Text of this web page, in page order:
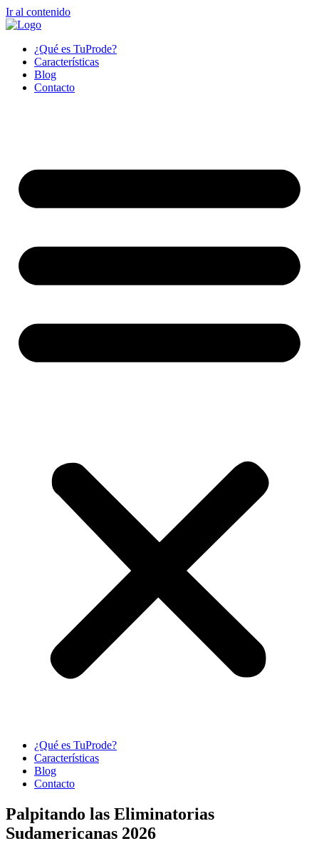
Ir al contenido
¿Qué es TuProde?
Características
Blog
Contacto
¿Qué es TuProde?
Características
Blog
Contacto
Palpitando las Eliminatorias
Sudamericanas 2026